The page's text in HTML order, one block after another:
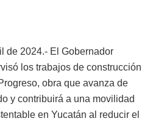
de 2024.- El Gobernador
los trabajos de construcción
obra que avanza de
y contribuirá a una movilidad
en Yucatán al reducir el